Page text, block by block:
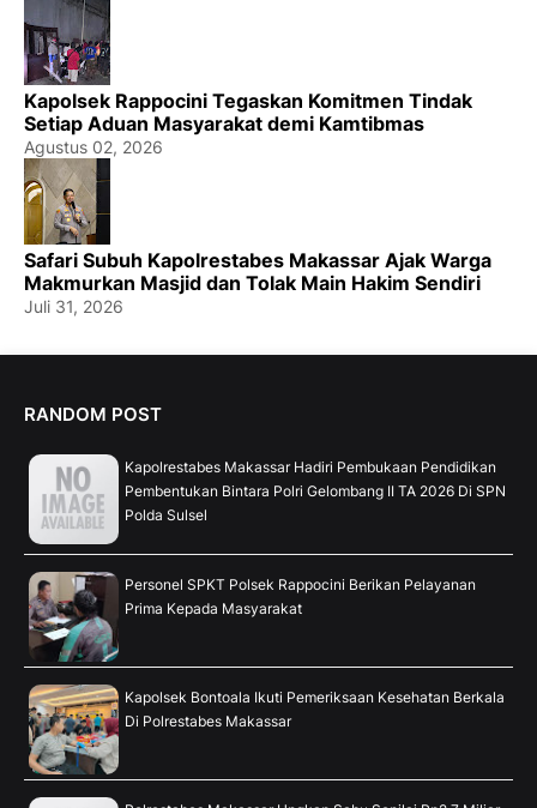
Kapolsek Rappocini Tegaskan Komitmen Tindak
Setiap Aduan Masyarakat demi Kamtibmas
Agustus 02, 2026
Safari Subuh Kapolrestabes Makassar Ajak Warga
Makmurkan Masjid dan Tolak Main Hakim Sendiri
Juli 31, 2026
RANDOM POST
Kapolrestabes Makassar Hadiri Pembukaan Pendidikan
Pembentukan Bintara Polri Gelombang II TA 2026 Di SPN
Polda Sulsel
Personel SPKT Polsek Rappocini Berikan Pelayanan
Prima Kepada Masyarakat
Kapolsek Bontoala Ikuti Pemeriksaan Kesehatan Berkala
Di Polrestabes Makassar